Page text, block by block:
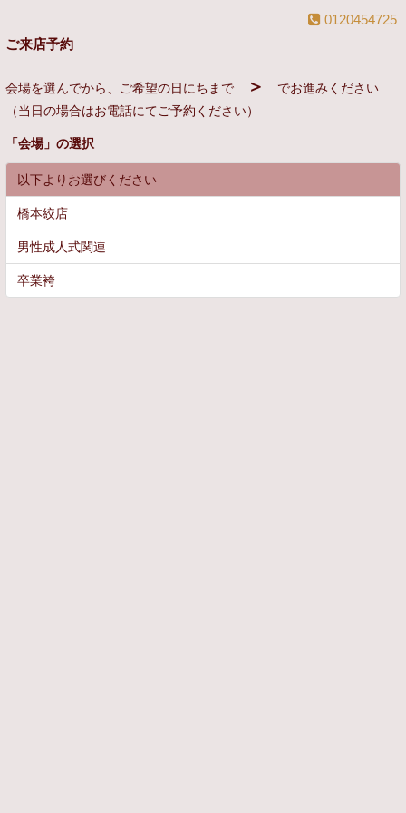
0120454725
ご来店予約
会場を選んでから、ご希望の日にちまで ＞
でお進みください
（当日の場合はお電話にてご予約ください）
「会場」の選択
以下よりお選びください
橋本絞店
男性成人式関連
卒業袴